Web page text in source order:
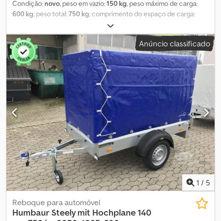
Condição: novo, peso em vazio:150 kg, peso máximo de carga:
600 kg, peso total:750 kg, comprimento do espaço de carga:
, largura do espaço de carga:
espaço de carga:1 500 mm, Modelo: STEMA OPTI 750 Tipo:
Reboque de plataforma baixa Peso bruto: 750 kg Carga útil: 600
kg Dimensões internas (C x L x A): 201 x 108 x 33 cm Dimensões
externas (C x L x A): 292 x 149 x 205 cm Chsdpfowwm Iiex Aitja
Pneus: 13'' Apto para homologação até 100 km/h
Anúncio classificado
1 / 5
Reboque para automóvel
Humbaur Steely mit Hochplane 140